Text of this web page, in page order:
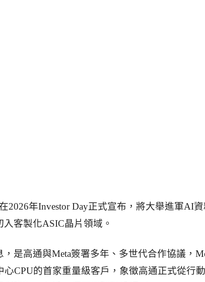
2026年Investor Day正式宣布，將大舉進軍AI
客製化ASIC晶片領域。
是高通與Meta簽署多年、多世代合作協議，
CPU的首家重量級客戶，象徵高通正式從行